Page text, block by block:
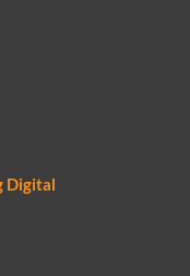
Digital